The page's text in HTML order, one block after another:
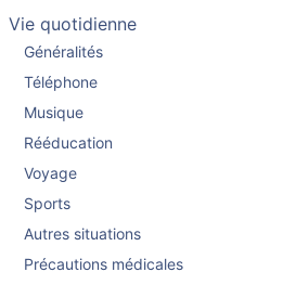
Vie quotidienne
Généralités
Téléphone
Musique
Rééducation
Voyage
Sports
Autres situations
Précautions médicales